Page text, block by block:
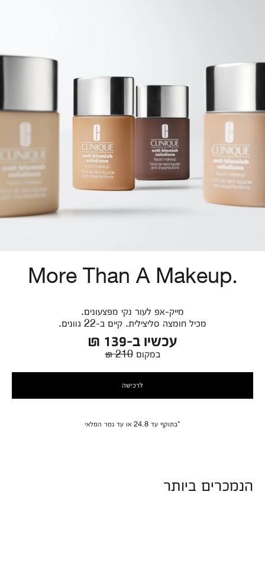
More Than A Makeup.
מייק-אפ לעור נקי מפצעונים.
מכיל חומצה סליצילית. קיים ב-22 גוונים.
עכשיו ב-139 ₪
במקום210 ₪
לרכישה
*בתוקף עד 24.8 או עד גמר המלאי
הנמכרים ביותר